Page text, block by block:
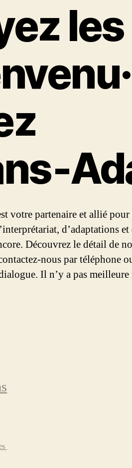
les
votre partenaire et allié
d’adaptations
Découvrez le détail de
nous par téléphone
Il n’y a pas